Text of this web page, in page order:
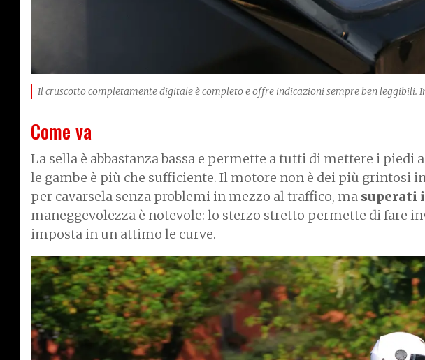
Il cruscotto completamente digitale è completo e offre indicazioni sempre ben leggibili.
Come va
La sella è abbastanza bassa e permette a tutti di mettere i piedi
le gambe è più che sufficiente. Il motore non è dei più grintosi
per cavarsela senza problemi in mezzo al traffico, ma superati
maneggevolezza è notevole: lo sterzo stretto permette di fare
imposta in un attimo le curve.
I
m
a
g
e